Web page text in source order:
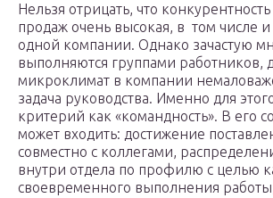
Нельзя отрицать, что
продаж очень высокая, в том числе
одной компании. Однако зачастую
выполняются группами работников,
микроклимат в компании
задача руководства. Именно для
критерий как «командность». В его
может входить: достижение
совместно с коллегами,
внутри отдела по профилю с целью
своевременного выполнения